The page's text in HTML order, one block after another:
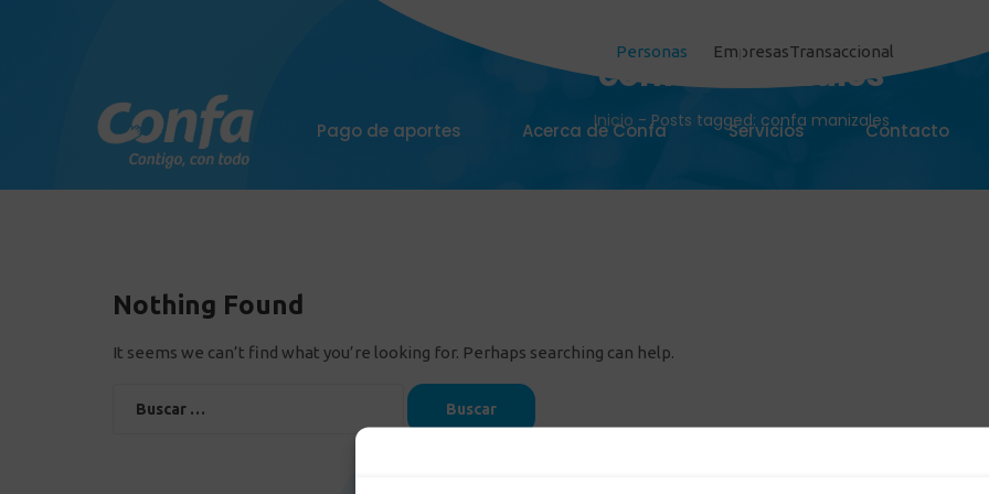
Personas EmpresasTransaccional
Pago de aportes Acerca de Confa Servicios Contacto
confa manizales
Inicio -Posts tagged: confa manizales
Nothing Found
It seems we can’t find what you’re looking for. Perhaps searching can help.